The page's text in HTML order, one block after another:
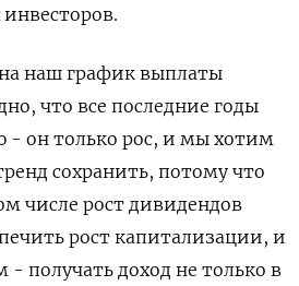
наш график выплаты
что все последние годы
- он только рос, и мы хотим
сохранить, потому что
числе рост дивидендов
рост капитализации, и
получать доход не только в